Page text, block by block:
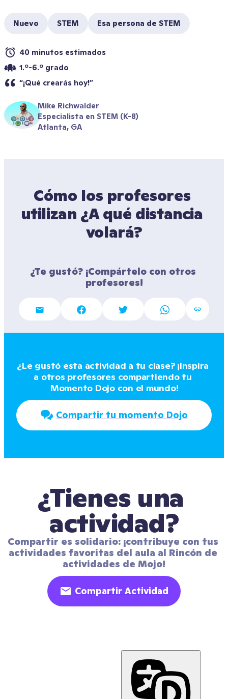
Nuevo STEM Esa persona de STEM
40 minutos estimados
1.º-6.º grado
“¡Qué crearás hoy!”
Mike Richwalder
Especialista en STEM (K-8)
Atlanta, GA
Cómo los profesores
utilizan ¿A qué distancia
volará?
¿Te gustó? ¡Compártelo con otros
profesores!
¿Le gustó esta actividad a tu clase? ¡Inspira
a otros profesores compartiendo tu
Momento Dojo con el mundo!
Compartir tu momento Dojo
¿Tienes una
actividad?
Compartir es solidario: ¡contribuye con tus
actividades favoritas del aula al Rincón de
actividades de Mojo!
Compartir Actividad